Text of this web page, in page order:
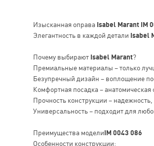
Изысканная оправа Isabel Marant IM
Элегантность в каждой детали Isabel
Почему выбирают Isabel Marant?
Премиальные материалы – только
Безупречный дизайн – воплощение
Комфортная посадка –
Прочность конструкции –
Универсальность – подходит для
Преимущества моделиIM 0043 086
Особенности конструкции: